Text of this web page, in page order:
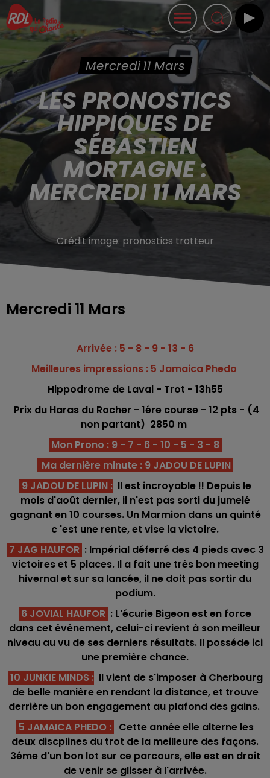
Mercredi 11 Mars
LES PRONOSTICS
HIPPIQUES DE
SÉBASTIEN
MORTAGNE :
MERCREDI 11 MARS
Crédit image: pronostics trotteur
Mercredi 11 Mars
Arrivée : 5 - 8 - 9 - 13 - 6
Meilleures impressions : 5 Jamaica Phedo
Hippodrome de Laval - Trot - 13h55
Prix du Haras du Rocher - 1ére course - 12 pts - (4
non partant) 2850 m
Mon Prono : 9 - 7 - 6 - 10 - 5 - 3 - 8
Ma dernière minute : 9 JADOU DE LUPIN
9 JADOU DE LUPIN :Il est incroyable !! Depuis le
mois d'août dernier, il n'est pas sorti du jumelé
gagnant en 10 courses. Un Marmion dans un quinté
c 'est une rente, et vise la victoire.
7 JAG HAUFOR : Impérial déferré des 4 pieds avec 3
victoires et 5 places. Il a fait une très bon meeting
hivernal et sur sa lancée, il ne doit pas sortir du
podium.
6 JOVIAL HAUFOR : L'écurie Bigeon est en force
dans cet événement, celui-ci revient à son meilleur
niveau au vu de ses derniers résultats. Il posséde ici
une première chance.
10 JUNKIE MINDS :Il vient de s'imposer à Cherbourg
de belle manière en rendant la distance, et trouve
derrière un bon engagement au plafond des gains.
5 JAMAICA PHEDO : Cette année elle alterne les
deux discplines du trot de la meilleure des façons.
3éme d'un bon lot sur ce parcours, elle est en droit
de venir se glisser à l'arrivée.